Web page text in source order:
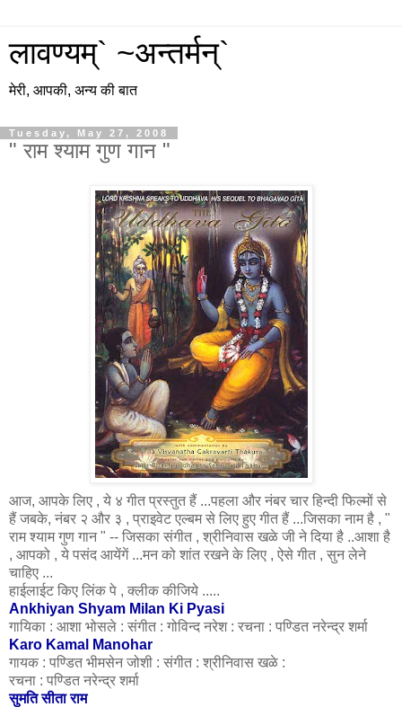
लावण्यम्` ~अन्तर्मन्`
मेरी, आपकी, अन्य की बात
Tuesday, May 27, 2008
" राम श्याम गुण गान "
आज, आपके लिए , ये ४ गीत प्रस्तुत हैं ...पहला और नंबर चार हिन्दी फिल्मों से
हैं जबके, नंबर २ और ३ , प्राइवेट एल्बम से लिए हुए गीत हैं ...जिसका नाम है , "
राम श्याम गुण गान " -- जिसका संगीत , श्रीनिवास खळे जी ने दिया है ..आशा है
, आपको , ये पसंद आयेंगें ...मन को शांत रखने के लिए , ऐसे गीत , सुन लेने
चाहिए ...
हाईलाईट किए लिंक पे , क्लीक कीजिये .....
Ankhiyan Shyam Milan Ki Pyasi
गायिका : आशा भोसले : संगीत : गोविन्द नरेश : रचना : पण्डित नरेन्द्र शर्मा
Karo Kamal Manohar
गायक : पण्डित भीमसेन जोशी : संगीत : श्रीनिवास खळे :
रचना : पण्डित नरेन्द्र शर्मा
सुमति सीताराम